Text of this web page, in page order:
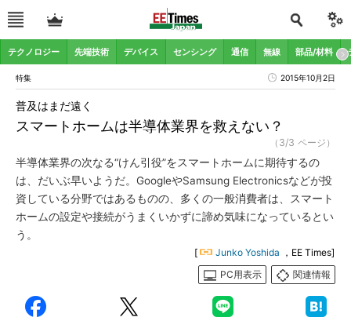
テクノロジー 先端技術 デバイス センシング 通信 無線 部品/材料
特集 2015年10月2日
スマートホームは半導体業界を救えない？
普及はまだ遠く
（3/3 ページ）
半導体業界の次なる“けん引役”をスマートホームに期待するの
は、だいぶ早いようだ。GoogleやSamsung Electronicsなどが投
資している分野ではあるものの、多くの一般消費者は、スマート
ホームの設定や接続がうまくいかずに諦め気味になっているとい
う。
[ Junko Yoshida ，EE Times]
PC用表示
関連情報